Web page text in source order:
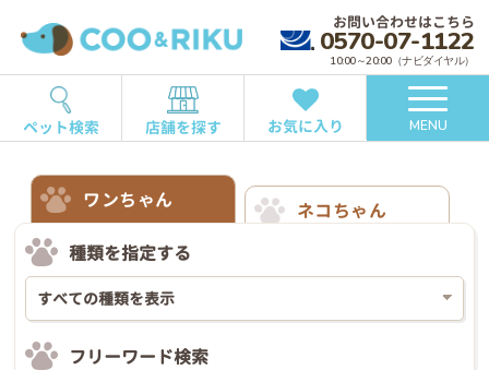
お問い合わせはこちら
0570-07-1122
10:00～20:00（ナビダイヤル）
ペット検索 店舗を探す お気に入り MENU
ワンちゃん
ネコちゃん
種類を指定する
フリーワード検索